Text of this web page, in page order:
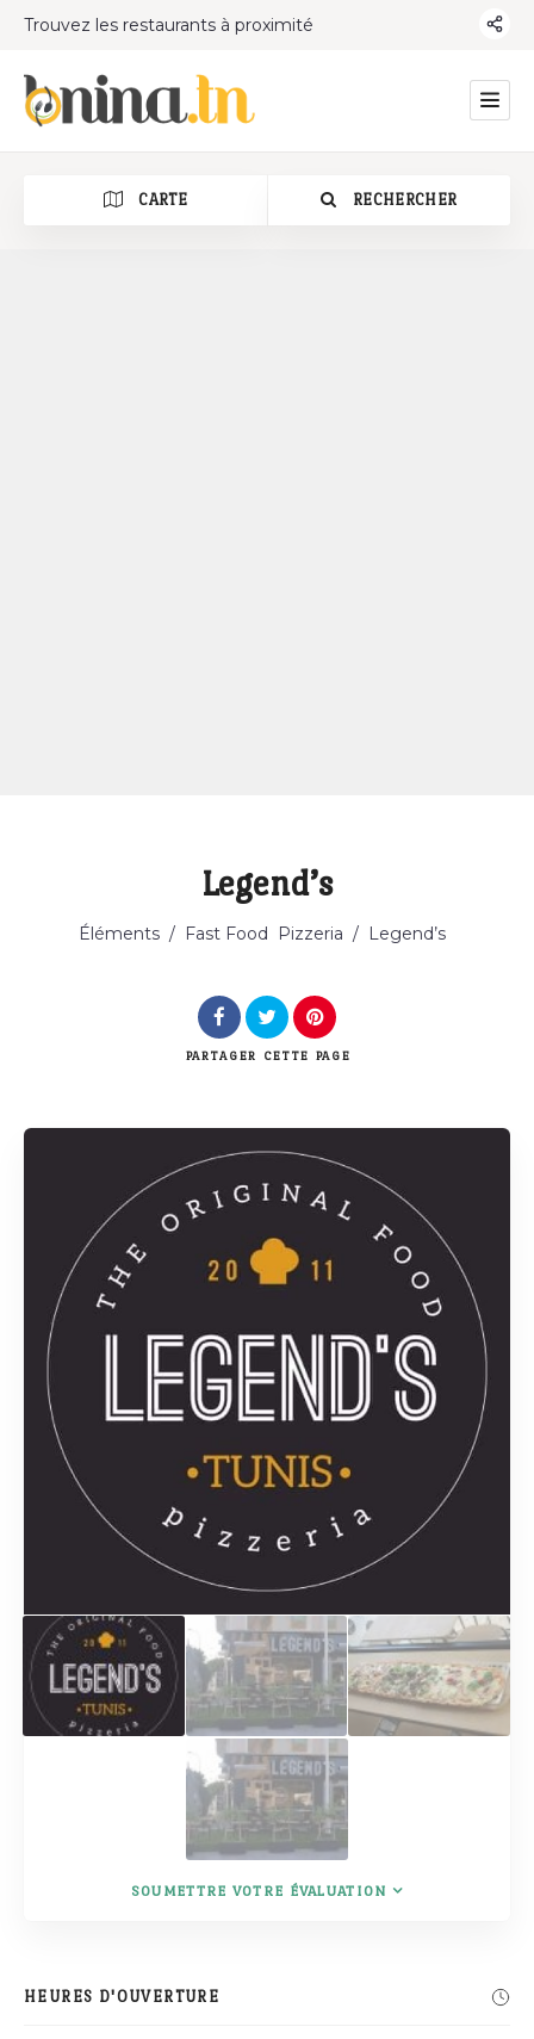
Trouvez les restaurants à proximité
CARTE RECHERCHER
Catégorie
Rechercher
Legend’s
Éléments / Fast Food Pizzeria / Legend’s
PARTAGER CETTE PAGE
SOUMETTRE VOTRE ÉVALUATION
HEURES D'OUVERTURE